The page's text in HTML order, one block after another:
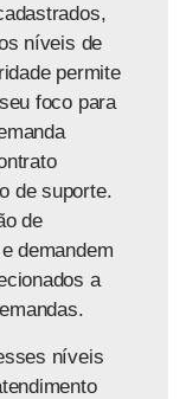
níveis de
permite
foco para
de suporte.
de
demandem
a
níveis